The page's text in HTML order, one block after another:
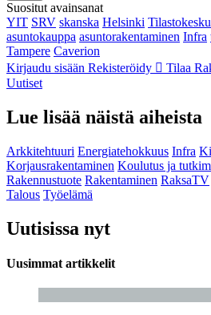
Suositut avainsanat
YIT SRV skanska Helsinki
asuntokauppa asuntorakentaminen Infra
Tampere Caverion
Kirjaudu sisään Rekisteröidy Tilaa
Uutiset
Lue lisää näistä aiheista
Arkkitehtuuri Energiatehokkuus Infra
Korjausrakentaminen Koulutus ja
Rakennustuote Rakentaminen RaksaTV
Talous Työelämä
Uutisissa nyt
Uusimmat artikkelit